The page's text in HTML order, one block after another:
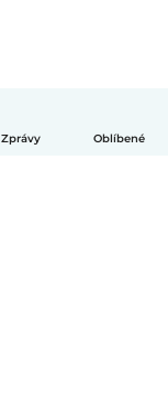
Zprávy Oblíbené